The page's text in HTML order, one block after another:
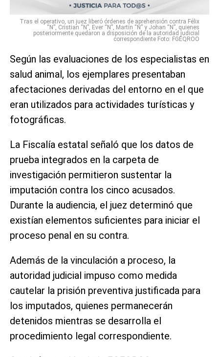
Tras el operativo, un juez liberó órdenes de aprehensión contra Félix
“N”, Cristian “N”, Ever “N”, Martín “N” y Johan “N”, quienes
posteriormente quedaron a disposición de la autoridad judicial
correspondiente Foto: FGEQROO
Según las evaluaciones de los especialistas en
salud animal, los ejemplares presentaban
afectaciones derivadas del entorno en el que
eran utilizados para actividades turísticas y
fotográficas.
La Fiscalía estatal señaló que los datos de
prueba integrados en la carpeta de
investigación permitieron sustentar la
imputación contra los cinco acusados.
Durante la audiencia, el juez determinó que
existían elementos suficientes para iniciar el
proceso penal en su contra.
Además de la vinculación a proceso, la
autoridad judicial impuso como medida
cautelar la prisión preventiva justificada para
los imputados, quienes permanecerán
detenidos mientras se desarrolla el
procedimiento legal correspondiente.